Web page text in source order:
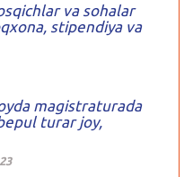
va sohalar
stipendiya va
magistraturada
turar joy,